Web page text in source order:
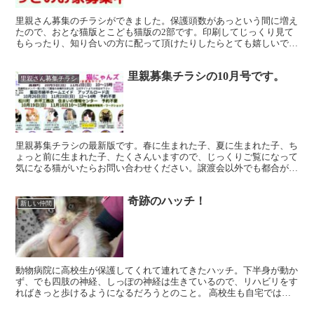
里親さん募集のチラシができました。保護頭数があっという間に増え
たので、おとな猫版とこども猫版の2部です。印刷してじっくり見て
もらったり、知り合いの方に配って頂けたりしたらとても嬉しいで
里親さん募集チラシ 里親募集チラシの10月号です。
里親募集チラシの最新版です。春に生まれた子、夏に生まれた子、ち
ょっと前に生まれた子、たくさんいますので、じっくりご覧になって
気になる猫がいたらお問い合わせください。譲渡会以外でも都合があ
新しい仲間 奇跡のハッチ！
動物病院に高校生が保護してくれて連れてきたハッチ。下半身が動か
ず、でも四肢の神経、しっぽの神経は生きているので、リハビリをす
ればきっと歩けるようになるだろうとのこと。 高校生も自宅では飼